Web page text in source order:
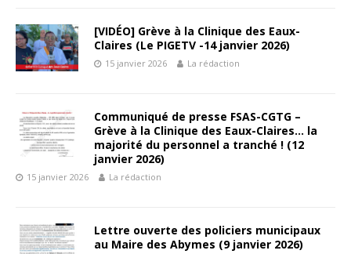
[VIDÉO] Grève à la Clinique des Eaux-
Claires (Le PIGETV -14 janvier 2026)
15 janvier 2026 La rédaction
Communiqué de presse FSAS-CGTG –
Grève à la Clinique des Eaux-Claires… la
majorité du personnel a tranché ! (12
janvier 2026)
15 janvier 2026 La rédaction
Lettre ouverte des policiers municipaux
au Maire des Abymes (9 janvier 2026)